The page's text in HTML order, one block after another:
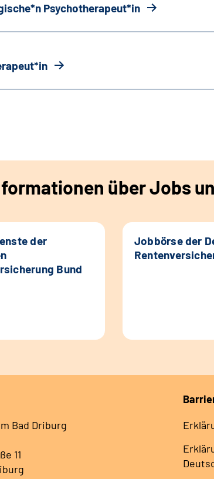
Psychotherapeut*in
über Jobs
der
Bund
Jobbörse der
Bad Driburg
11